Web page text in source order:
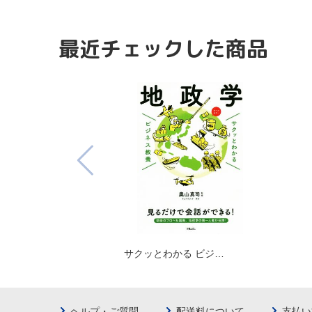
最近チェックした商品
サクッとわかる ビジ…